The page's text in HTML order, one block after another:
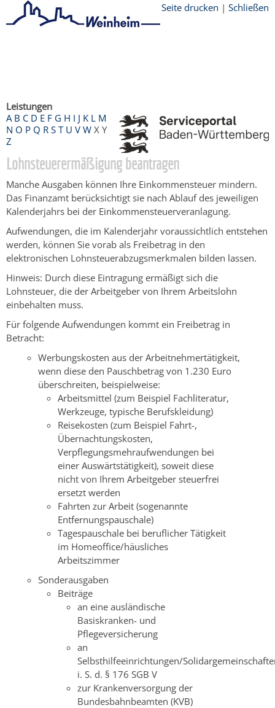
Seite drucken | Schließen
Leistungen
A B C D E F G H I J K L M
N O P Q R S T U V W X Y
Z
Lohnsteuerermäßigung beantragen
Manche Ausgaben können Ihre Einkommensteuer mindern.
Das Finanzamt berücksichtigt sie nach Ablauf des jeweiligen
Kalenderjahrs bei der Einkommensteuerveranlagung.
Aufwendungen, die im Kalenderjahr voraussichtlich entstehen
werden, können Sie vorab als Freibetrag in den
elektronischen Lohnsteuerabzugsmerkmalen bilden lassen.
Hinweis: Durch diese Eintragung ermäßigt sich die
Lohnsteuer, die der Arbeitgeber von Ihrem Arbeitslohn
einbehalten muss.
Für folgende Aufwendungen kommt ein Freibetrag in
Betracht:
Werbungskosten aus der Arbeitnehmertätigkeit,
wenn diese den Pauschbetrag von 1.230 Euro
überschreiten, beispielweise:
Arbeitsmittel (zum Beispiel Fachliteratur,
Werkzeuge, typische Berufskleidung)
Reisekosten (zum Beispiel Fahrt-,
Übernachtungskosten,
Verpflegungsmehraufwendungen bei
einer Auswärtstätigkeit), soweit diese
nicht von Ihrem Arbeitgeber steuerfrei
ersetzt werden
Fahrten zur Arbeit (sogenannte
Entfernungspauschale)
Tagespauschale bei beruflicher Tätigkeit
im Homeoffice/häusliches
Arbeitszimmer
Sonderausgaben
Beiträge
an eine ausländische
Basiskranken- und
Pflegeversicherung
an
Selbsthilfeeinrichtungen/
i. S. d. § 176 SGB V
zur Krankenversorgung der
Bundesbahnbeamten (KVB)